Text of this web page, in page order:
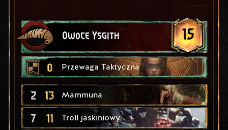
Owoce Ysgith 15
0 Przewaga Taktyczna
2 13 Mammuna
7 11 Troll jaskiniowy